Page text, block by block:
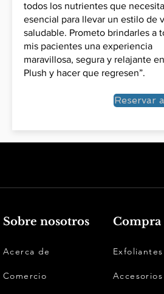
todos los nutrientes que
esencial para llevar un estilo de
saludable. Prometo brindarles a
mis pacientes una experiencia
maravillosa, segura y relajante en
Plush y hacer que regresen”.
Reservar
Sobre nosotros
Acerca de
Comercio
Compra
Exfoliantes
Accesorios